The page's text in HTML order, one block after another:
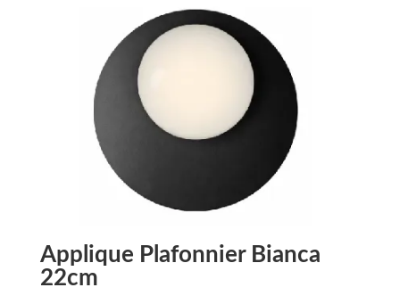
€ 104,96.
Applique Plafonnier Bianca
22cm